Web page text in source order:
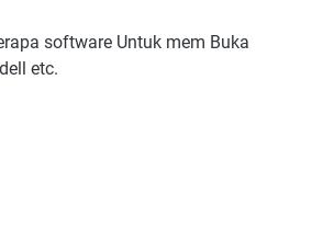
software Untuk mem Buka
etc.